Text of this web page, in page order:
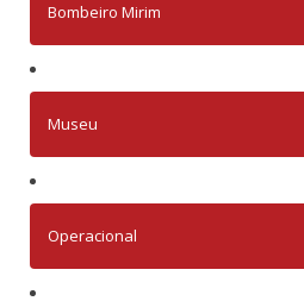
Bombeiro Mirim
Museu
Operacional